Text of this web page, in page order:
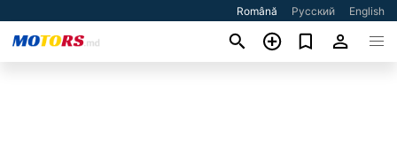
Română Русский English